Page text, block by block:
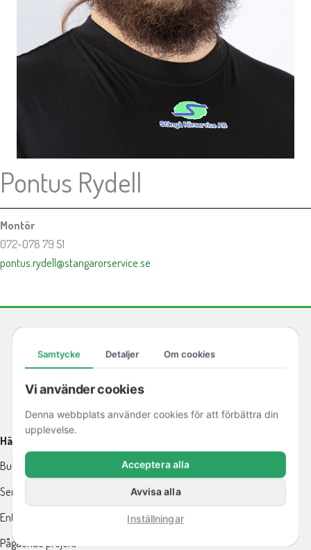
Samtycke Detaljer Om cookies
Vi använder cookies
Denna webbplats använder cookies för att förbättra din
upplevelse.
Acceptera alla
Avvisa alla
Inställningar
Pontus Rydell
Montör
072-078 79 51
pontus.rydell@stangarorservice.se
Här finns vi
Butik
Service
Entreprenad
Pågående projekt